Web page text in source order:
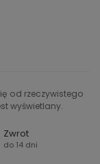
od rzeczywistego
wyświetlany.
Zwrot
do 14 dni